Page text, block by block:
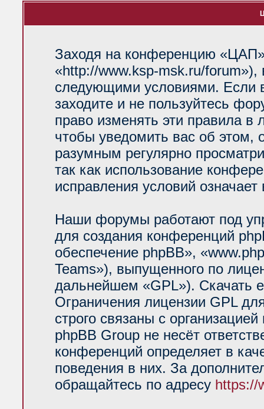
Заходя на конференцию
«http://www.ksp-msk.ru/forum»),
следующими условиями. Если
заходите и не пользуйтесь
право изменять эти правила
чтобы уведомить вас об
разумным регулярно
так как использование
исправления условий
Наши форумы работают под
для создания конференций
обеспечение phpBB»,
Teams»), выпущенного по
дальнейшем «GPL»). Скачать
Ограничения лицензии GPL
строго связаны с
phpBB Group не несёт
конференций определяет в
поведения в них. За
обращайтесь по адресу https://